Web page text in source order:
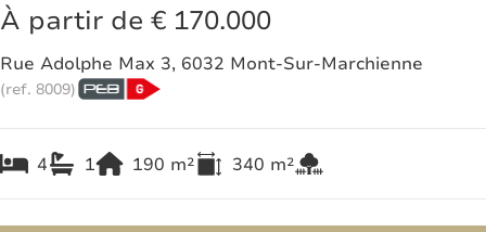
À partir de € 170.000
Rue Adolphe Max 3, 6032 Mont-Sur-Marchienne
(ref. 8009)
4 1 190 m² 340 m²